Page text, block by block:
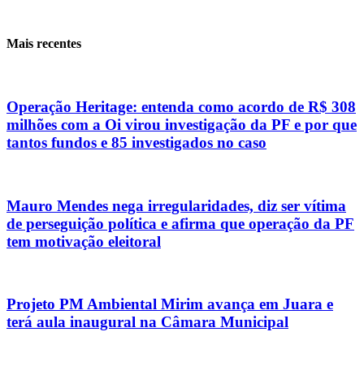
Mais recentes
Operação Heritage: entenda como acordo de R$ 308
milhões com a Oi virou investigação da PF e por que
tantos fundos e 85 investigados no caso
Mauro Mendes nega irregularidades, diz ser vítima
de perseguição política e afirma que operação da PF
tem motivação eleitoral
Projeto PM Ambiental Mirim avança em Juara e
terá aula inaugural na Câmara Municipal